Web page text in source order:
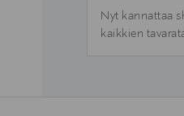
Nyt kannattaa
kaikkien